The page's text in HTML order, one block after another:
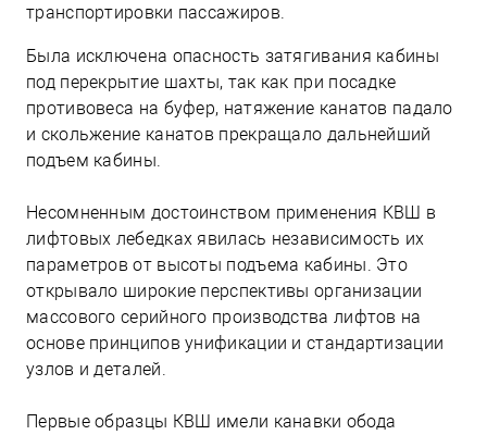
транспортировки пассажиров.
Была исключена опасность затягивания кабины
под перекрытие шахты, так как при посадке
противовеса на буфер, натяжение канатов падало
и скольжение канатов прекращало дальнейший
подъем кабины.
Несомненным достоинством применения КВШ в
лифтовых лебедках явилась независимость их
параметров от высоты подъема кабины. Это
открывало широкие перспективы организации
массового серийного производства лифтов на
основе принципов унификации и стандартизации
узлов и деталей.
Первые образцы КВШ имели канавки обода